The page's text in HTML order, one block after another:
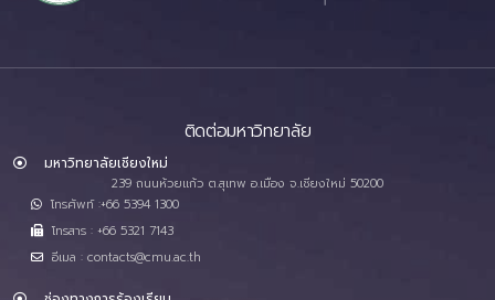
ติดต่อมหาวิทยาลัย
มหาวิทยาลัยเชียงใหม่
239 ถนนห้วยแก้ว ต.สุเทพ อ.เมือง จ.เชียงใหม่ 50200
โทรศัพท์ :+66 5394 1300
โทรสาร : +66 5321 7143
อีเมล : contacts@cmu.ac.th